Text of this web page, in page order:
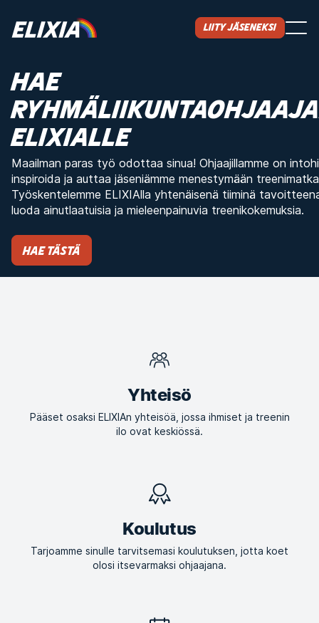
Liity jäseneksi
HAE
ELIXIALLE
Maailman paras työ odottaa sinua! Ohjaajillamme on
inspiroida ja auttaa jäseniämme menestymään
Työskentelemme ELIXIAlla yhtenäisenä tiiminä
luoda ainutlaatuisia ja mieleenpainuvia treenikokemuksia.
Hae tästä
Yhteisö
Pääset osaksi ELIXIAn yhteisöä, jossa ihmiset ja treenin
ilo ovat keskiössä.
Koulutus
Tarjoamme sinulle tarvitsemasi koulutuksen, jotta koet
olosi itsevarmaksi ohjaajana.